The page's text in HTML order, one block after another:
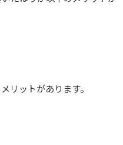
リットがあります。